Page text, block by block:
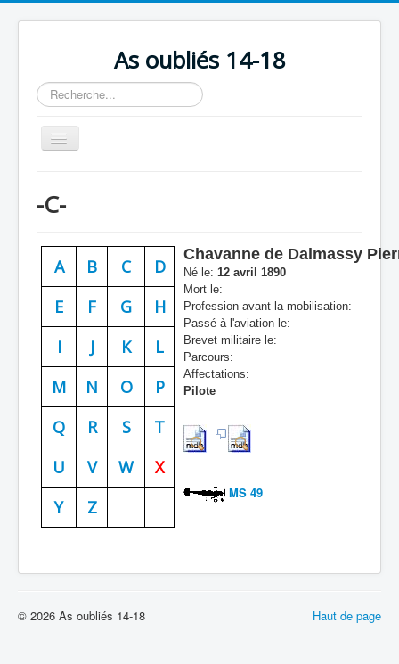
As oubliés 14-18
Rechercher
Basculer
la
Chronologie
Escadrilles
Organisation
Avions
Formation
Doctrines
Batailles
Cahiers des As
-C-
A B C
D
E
F G
H
I
J K
L
M
N O
P
Q
R S
T
U
V W
X
Y
Z
Chavanne de Dalmassy
Né le: 12 avril 1890
Mort le:
Profession avant la mobilisation:
Passé à l'aviation le:
Brevet militaire le:
Parcours:
Affectations:
Pilote
MS 49
Haut de page
© 2026 As oubliés 14-18